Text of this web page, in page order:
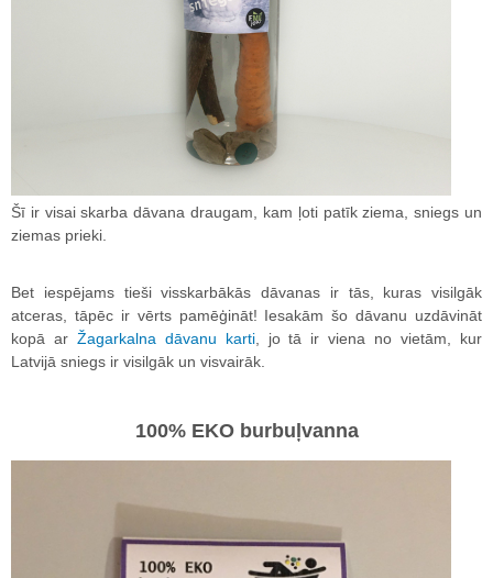
Šī ir visai skarba dāvana draugam, kam ļoti patīk ziema, sniegs un
ziemas prieki.
Bet iespējams tieši visskarbākās dāvanas ir tās, kuras visilgāk
atceras, tāpēc ir vērts pamēģināt! Iesakām šo dāvanu uzdāvināt
kopā ar Žagarkalna dāvanu karti, jo tā ir viena no vietām, kur
Latvijā sniegs ir visilgāk un visvairāk.
100% EKO burbuļvanna